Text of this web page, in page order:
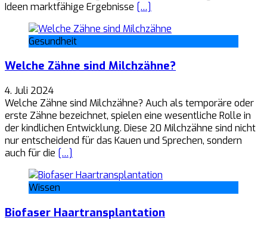
Ideen marktfähige Ergebnisse […]
Gesundheit
Welche Zähne sind Milchzähne?
4. Juli 2024
Welche Zähne sind Milchzähne? Auch als temporäre oder
erste Zähne bezeichnet, spielen eine wesentliche Rolle in
der kindlichen Entwicklung. Diese 20 Milchzähne sind nicht
nur entscheidend für das Kauen und Sprechen, sondern
auch für die […]
Wissen
Biofaser Haartransplantation